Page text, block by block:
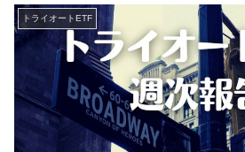
トライオートETF